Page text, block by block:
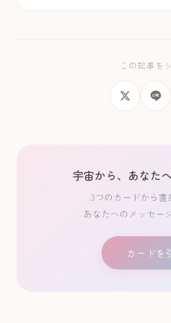
この記事を
宇宙から、あなた
3つのカードから直
あなたへのメッセー
カードを